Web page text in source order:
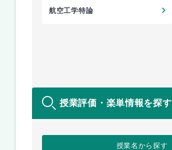
航空工学特論
授業評価・楽単情報を探す
授業名から探す